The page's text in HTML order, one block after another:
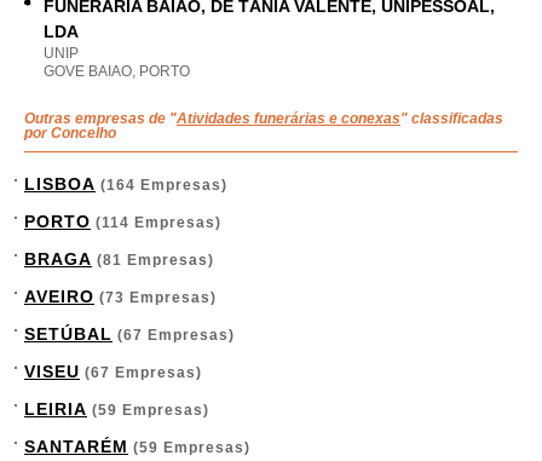
FUNERÁRIA BAIÃO, DE TÂNIA VALENTE, UNIPESSOAL,
LDA
UNIP
GOVE BAIAO, PORTO
Outras empresas de "Atividades funerárias e conexas" classificadas
por Concelho
LISBOA (164 Empresas)
PORTO (114 Empresas)
BRAGA (81 Empresas)
AVEIRO (73 Empresas)
SETÚBAL (67 Empresas)
VISEU (67 Empresas)
LEIRIA (59 Empresas)
SANTARÉM (59 Empresas)